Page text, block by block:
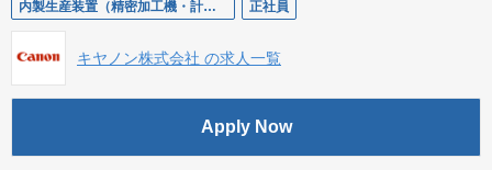
内製生産装置（精密加工機・計測機）のメカ開発設計 正社員
キヤノン株式会社 の求人一覧
Apply Now